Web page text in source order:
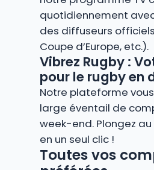
quotidiennement
des diffuseurs
Coupe d’Europe, etc.).
Vibrez Rugby :
pour le rugby en
Notre plateforme
large éventail de
week-end. Plongez
en un seul clic !
Toutes vos